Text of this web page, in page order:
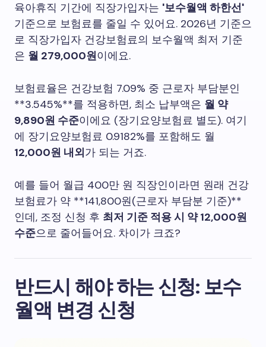
육아휴직 기간에 직장가입자는 '보수월액 하한선'
기준으로 보험료를 줄일 수 있어요. 2026년 기준으
로 직장가입자 건강보험료의 보수월액 최저 기준
은 월 279,000원이에요.
보험료율은 건강보험 7.09% 중 근로자 부담분인
**3.545%**를 적용하면, 최소 납부액은 월 약
9,890원 수준이에요 (장기요양보험료 별도). 여기
에 장기요양보험료 0.9182%를 포함해도 월
12,000원 내외가 되는 거죠.
예를 들어 월급 400만 원 직장인이라면 원래 건강
보험료가 약 **141,800원(근로자 부담분 기준)**
인데, 조정 신청 후 최저 기준 적용 시 약 12,000원
수준으로 줄어들어요. 차이가 크죠?
반드시 해야 하는 신청: 보수
월액 변경 신청